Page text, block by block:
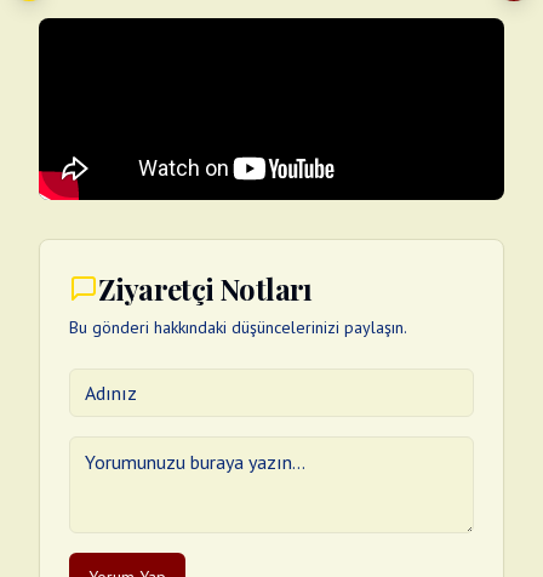
Ziyaretçi Notları
Bu gönderi hakkındaki düşüncelerinizi paylaşın.